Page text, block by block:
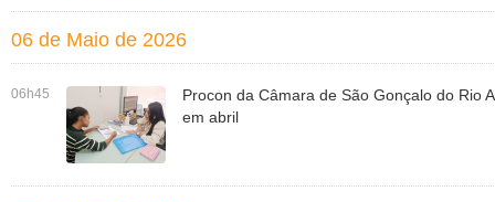
06 de Maio de 2026
06h45
Procon da Câmara de São Gonçalo do Rio
em abril